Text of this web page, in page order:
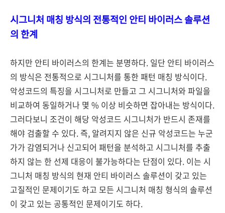
시그니처 매칭 방식의 전통적인 안티 바이러스 솔루션
의 한계
하지만 안티 바이러스의 한계는 분명하다. 일단 안티 바이러스
의 방식은 전통적으로 시그니처를 통한 패턴 매칭 방식이다.
악성코드의 특징을 시그니처로 만들고 그 시그니처와 파일을
비교하여 동일하거나 몇 % 이상 비슷하면 잡아내는 방식이다.
그러다보니 조건이 해당 악성코드 시그니처가 반드시 존재를
해야 검출할 수 있다. 즉, 알려지지 않은 신규 악성코드는 누군
가가 감염되거나 신고되어 패턴을 분석하고 시그니처를 추출
하지 않는 한 선제 대응이 불가능하다는 단점이 있다. 이는 시
그니처 매칭 방식의 현재 안티 바이러스 솔루션이 갖고 있는
고질적인 문제이기도 하고 모든 시그니처 매칭 형식의 솔루션
이 갖고 있는 공통적인 문제이기도 하다.